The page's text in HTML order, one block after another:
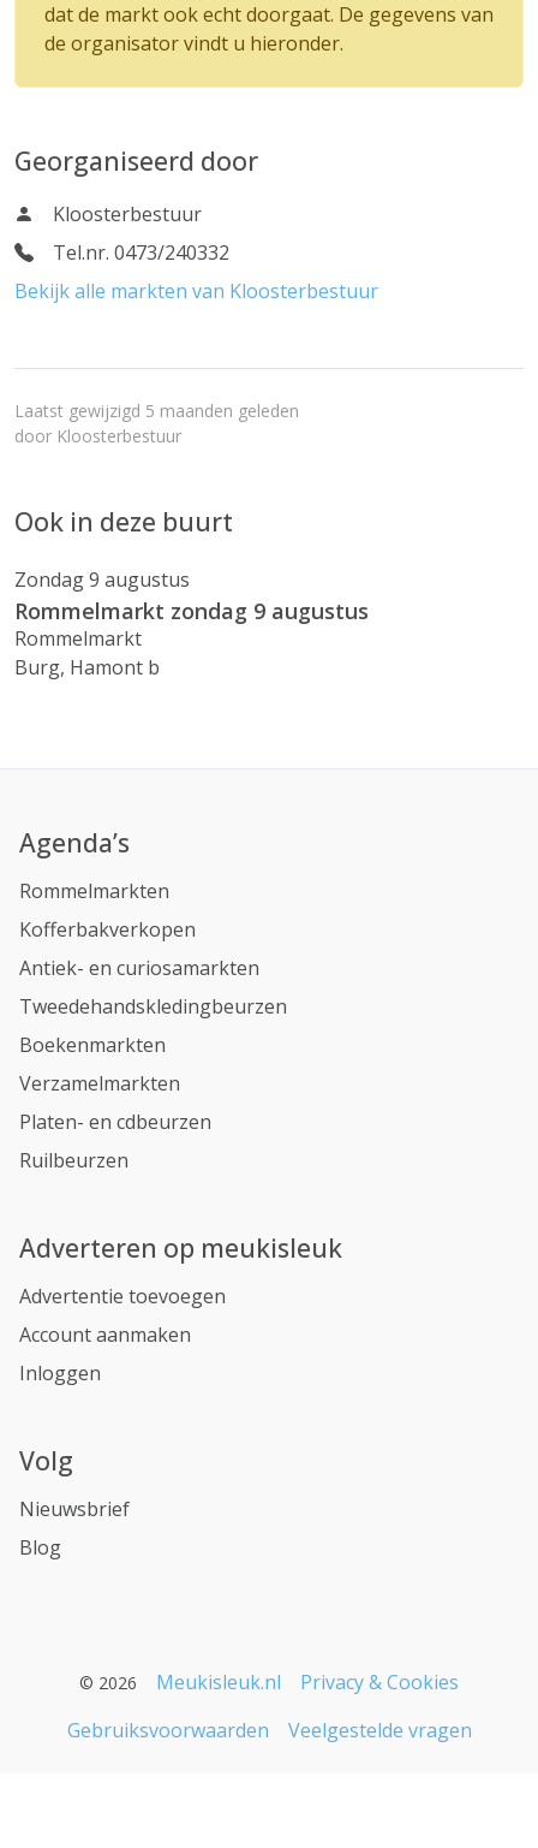
dat de markt ook echt doorgaat. De gegevens van
de organisator vindt u hieronder.
Georganiseerd door
Kloosterbestuur
Tel.nr. 0473/240332
Bekijk alle markten van Kloosterbestuur
Laatst gewijzigd 5 maanden geleden
door Kloosterbestuur
Ook in deze buurt
Zondag 9 augustus
Rommelmarkt zondag 9 augustus
Rommelmarkt
Burg, Hamont b
Agenda’s
Rommelmarkten
Kofferbakverkopen
Antiek- en curiosamarkten
Tweedehandskledingbeurzen
Boekenmarkten
Verzamelmarkten
Platen- en cdbeurzen
Ruilbeurzen
Adverteren op meukisleuk
Advertentie toevoegen
Account aanmaken
Inloggen
Volg
Nieuwsbrief
Blog
© 2026 Meukisleuk.nl
Privacy & Cookies
Gebruiksvoorwaarden
Veelgestelde vragen